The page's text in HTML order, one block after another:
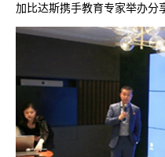
加比达斯携手教育专家举办分